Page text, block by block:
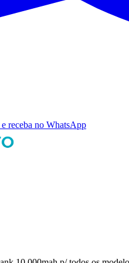
receba no WhatsApp